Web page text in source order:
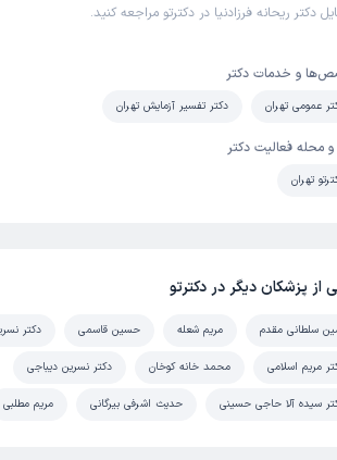
دکتر ریحانه فرزادنیا در دکترتو مراجعه کنید.
و خدمات دکتر
عمومی تهران دکتر تفسیر آزمایش تهران
محله فعالیت دکتر
تهران
از پزشکان دیگر در دکترتو
سلطانی مقدم مریم شعله حسین قاسمی دکتر
مریم اسلامی محمد خانه کوخان دکتر نسرین دیباجی
سیده آلا حاجی حسینی حدیث اشرفی بیرگانی مریم مطلبی